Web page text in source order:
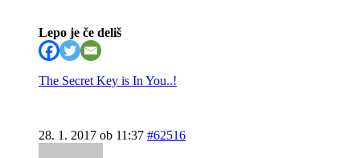
Lepo je če deliš
The Secret Key is In You..!
28. 1. 2017 ob 11:37 #62516